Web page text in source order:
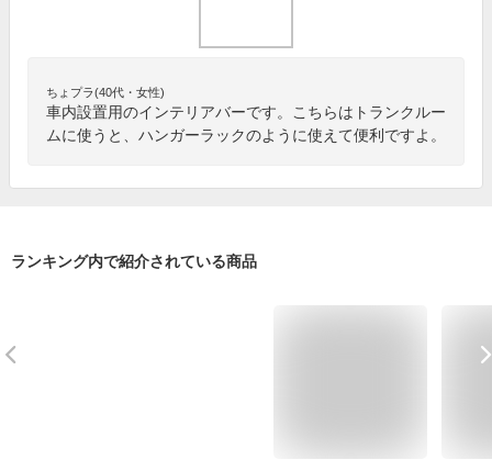
ちょプラ(40代・女性)
車内設置用のインテリアバーです。こちらはトランクルー
ムに使うと、ハンガーラックのように使えて便利ですよ。
ランキング内で紹介されている商品